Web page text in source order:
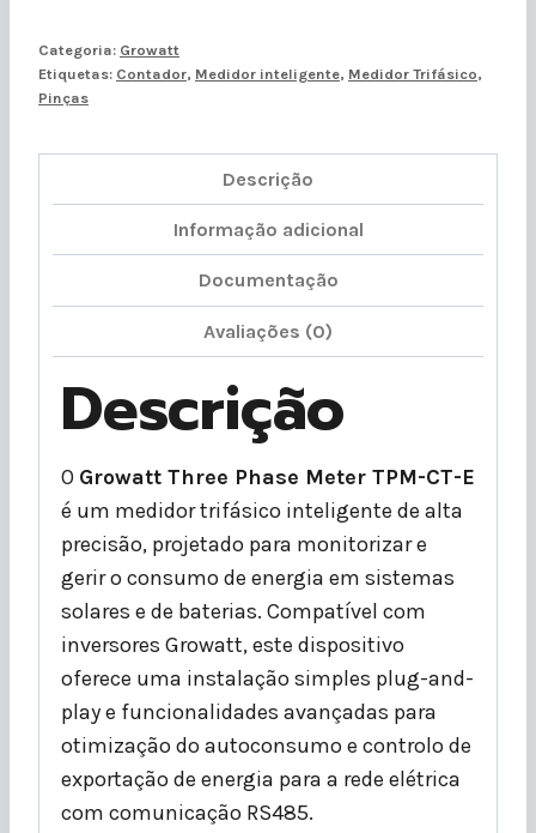
Categoria: Growatt
Etiquetas: Contador, Medidor inteligente, Medidor Trifásico,
Pinças
Descrição
Informação adicional
Documentação
Avaliações (0)
Descrição
O Growatt Three Phase Meter TPM-CT-E
é um medidor trifásico inteligente de alta
precisão, projetado para monitorizar e
gerir o consumo de energia em sistemas
solares e de baterias. Compatível com
inversores Growatt, este dispositivo
oferece uma instalação simples plug-and-
play e funcionalidades avançadas para
otimização do autoconsumo e controlo de
exportação de energia para a rede elétrica
com comunicação RS485.